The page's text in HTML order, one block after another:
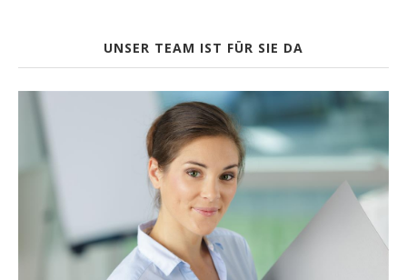
UNSER TEAM IST FÜR SIE DA